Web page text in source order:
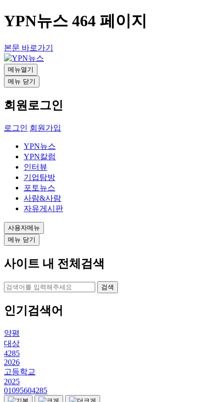
YPN뉴스 464 페이지
본문 바로가기
메뉴열기
메뉴 닫기
회원로그인
로그인 회원가입
YPN뉴스
YPN칼럼
인터뷰
기업탐방
포토뉴스
사람&사람
자유게시판
사용자메뉴
메뉴 닫기
사이트 내 전체검색
검색
인기검색어
양평
대상
4285
2026
고등학교
2025
01095604285